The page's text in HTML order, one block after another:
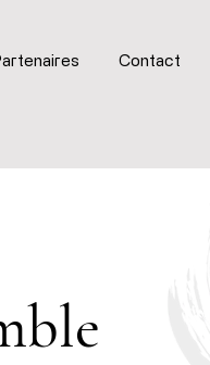
Contact